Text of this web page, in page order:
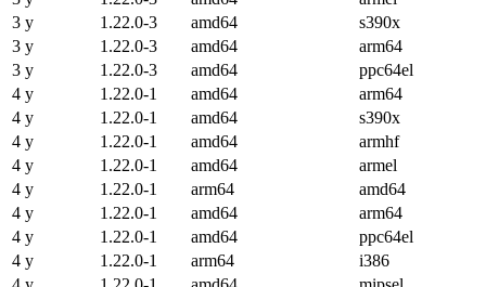
3 y
1.22.0-3 amd64
s390x
3 y
1.22.0-3 amd64
arm64
3 y
1.22.0-3 amd64
ppc64el
4 y
1.22.0-1 amd64
arm64
4 y
1.22.0-1 amd64
s390x
4 y
1.22.0-1 amd64
armhf
4 y
1.22.0-1 amd64
armel
4 y
1.22.0-1 arm64
amd64
4 y
1.22.0-1 amd64
arm64
4 y
1.22.0-1 amd64
ppc64el
4 y
1.22.0-1 arm64
i386